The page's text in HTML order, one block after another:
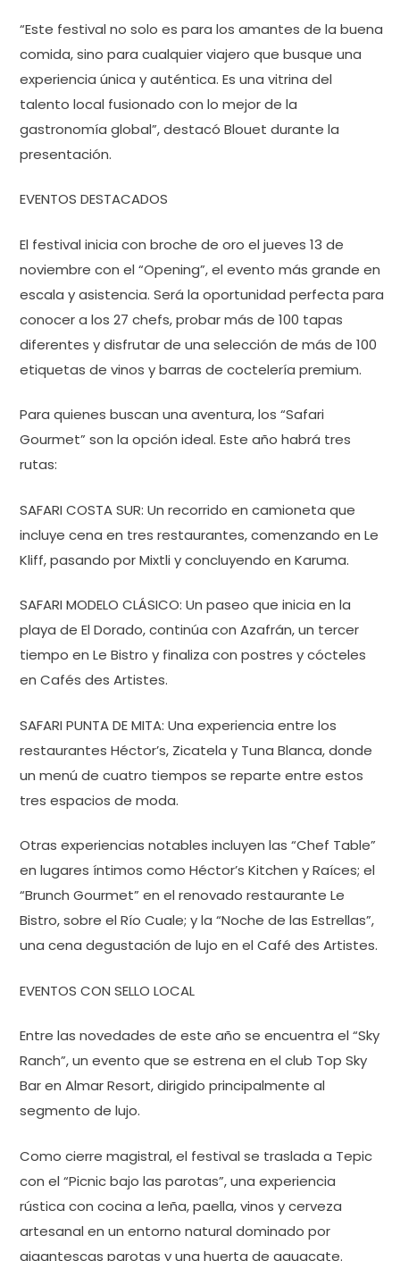
“Este festival no solo es para los amantes de la buena
comida, sino para cualquier viajero que busque una
experiencia única y auténtica. Es una vitrina del
talento local fusionado con lo mejor de la
gastronomía global”, destacó Blouet durante la
presentación.
EVENTOS DESTACADOS
El festival inicia con broche de oro el jueves 13 de
noviembre con el “Opening”, el evento más grande en
escala y asistencia. Será la oportunidad perfecta para
conocer a los 27 chefs, probar más de 100 tapas
diferentes y disfrutar de una selección de más de 100
etiquetas de vinos y barras de coctelería premium.
Para quienes buscan una aventura, los “Safari
Gourmet” son la opción ideal. Este año habrá tres
rutas:
SAFARI COSTA SUR: Un recorrido en camioneta que
incluye cena en tres restaurantes, comenzando en Le
Kliff, pasando por Mixtli y concluyendo en Karuma.
SAFARI MODELO CLÁSICO: Un paseo que inicia en la
playa de El Dorado, continúa con Azafrán, un tercer
tiempo en Le Bistro y finaliza con postres y cócteles
en Cafés des Artistes.
SAFARI PUNTA DE MITA: Una experiencia entre los
restaurantes Héctor’s, Zicatela y Tuna Blanca, donde
un menú de cuatro tiempos se reparte entre estos
tres espacios de moda.
Otras experiencias notables incluyen las “Chef Table”
en lugares íntimos como Héctor’s Kitchen y Raíces; el
“Brunch Gourmet” en el renovado restaurante Le
Bistro, sobre el Río Cuale; y la “Noche de las Estrellas”,
una cena degustación de lujo en el Café des Artistes.
EVENTOS CON SELLO LOCAL
Entre las novedades de este año se encuentra el “Sky
Ranch”, un evento que se estrena en el club Top Sky
Bar en Almar Resort, dirigido principalmente al
segmento de lujo.
Como cierre magistral, el festival se traslada a Tepic
con el “Picnic bajo las parotas”, una experiencia
rústica con cocina a leña, paella, vinos y cerveza
artesanal en un entorno natural dominado por
gigantescas parotas y una huerta de aguacate.